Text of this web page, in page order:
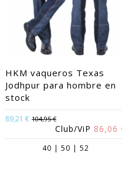
HKM vaqueros Texas
Jodhpur para hombre en
stock
89,21 € 104,95 €
Club/ViP 86,06
40 | 50 | 52